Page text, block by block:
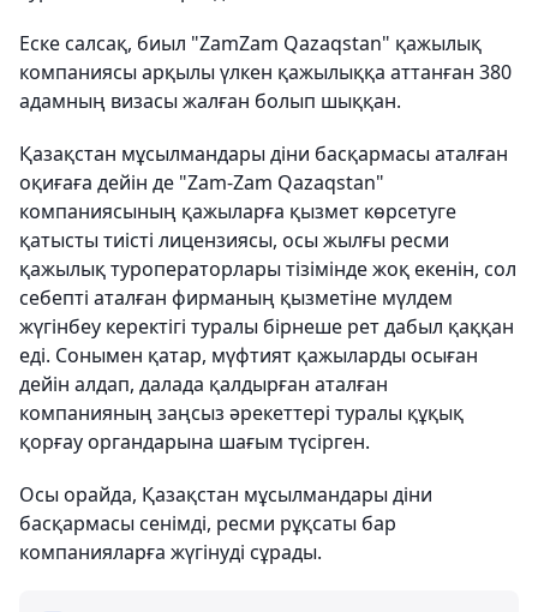
Еске салсақ, биыл "ZamZam Qazaqstan" қажылық
компаниясы арқылы үлкен қажылыққа аттанған 380
адамның визасы жалған болып шыққан.
Қазақстан мұсылмандары діни басқармасы аталған
оқиғаға дейін де "Zam-Zam Qazaqstan"
компаниясының қажыларға қызмет көрсетуге
қатысты тиісті лицензиясы, осы жылғы ресми
қажылық туроператорлары тізімінде жоқ екенін, сол
себепті аталған фирманың қызметіне мүлдем
жүгінбеу керектігі туралы бірнеше рет дабыл қаққан
еді. Сонымен қатар, мүфтият қажыларды осыған
дейін алдап, далада қалдырған аталған
компанияның заңсыз әрекеттері туралы құқық
қорғау органдарына шағым түсірген.
Осы орайда, Қазақстан мұсылмандары діни
басқармасы сенімді, ресми рұқсаты бар
компанияларға жүгінуді сұрады.